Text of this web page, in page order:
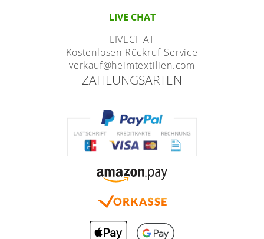
LIVE CHAT
LIVECHAT
Kostenlosen Rückruf-Service
verkauf@heimtextilien.com
ZAHLUNGSARTEN